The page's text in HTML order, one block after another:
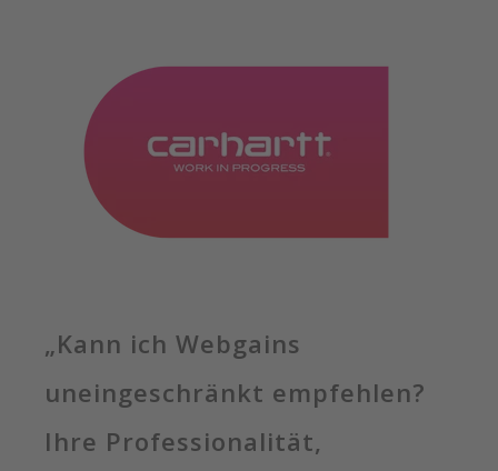
„Kann ich Webgains
uneingeschränkt empfehlen?
Ihre Professionalität,